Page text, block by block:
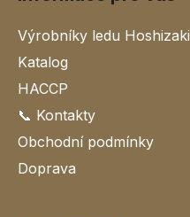
Výrobníky ledu Hoshizaki
Katalog
HACCP
📞 Kontakty
Obchodní podmínky
Doprava